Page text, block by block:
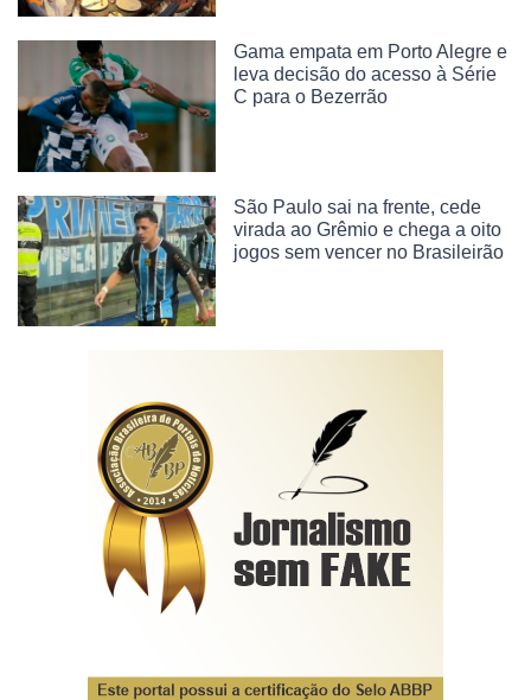
Gama empata em Porto Alegre e
leva decisão do acesso à Série
C para o Bezerrão
São Paulo sai na frente, cede
virada ao Grêmio e chega a oito
jogos sem vencer no Brasileirão